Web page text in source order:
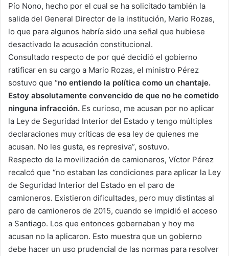
Pío Nono, hecho por el cual se ha solicitado también la
salida del General Director de la institución, Mario Rozas,
lo que para algunos habría sido una señal que hubiese
desactivado la acusación constitucional.
Consultado respecto de por qué decidió el gobierno
ratificar en su cargo a Mario Rozas, el ministro Pérez
sostuvo que “no entiendo la política como un chantaje.
Estoy absolutamente convencido de que no he cometido
ninguna infracción. Es curioso, me acusan por no aplicar
la Ley de Seguridad Interior del Estado y tengo múltiples
declaraciones muy críticas de esa ley de quienes me
acusan. No les gusta, es represiva”, sostuvo.
Respecto de la movilización de camioneros, Víctor Pérez
recalcó que “no estaban las condiciones para aplicar la Ley
de Seguridad Interior del Estado en el paro de
camioneros. Existieron dificultades, pero muy distintas al
paro de camioneros de 2015, cuando se impidió el acceso
a Santiago. Los que entonces gobernaban y hoy me
acusan no la aplicaron. Esto muestra que un gobierno
debe hacer un uso prudencial de las normas para resolver